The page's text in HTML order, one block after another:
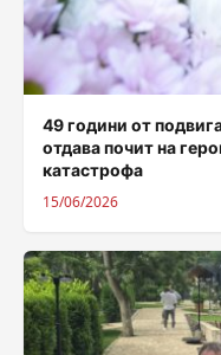
49 години от
отдава почит на
катастрофа
15/06/2026